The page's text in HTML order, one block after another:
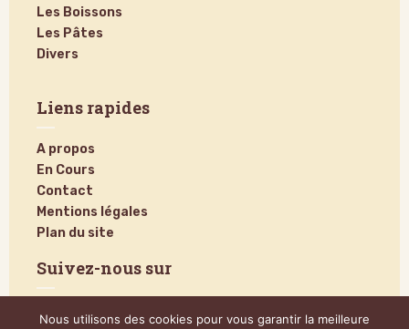
Les Boissons
Les Pâtes
Divers
Liens rapides
A propos
En Cours
Contact
Mentions légales
Plan du site
Suivez-nous sur
Nous utilisons des cookies pour vous garantir la meilleure